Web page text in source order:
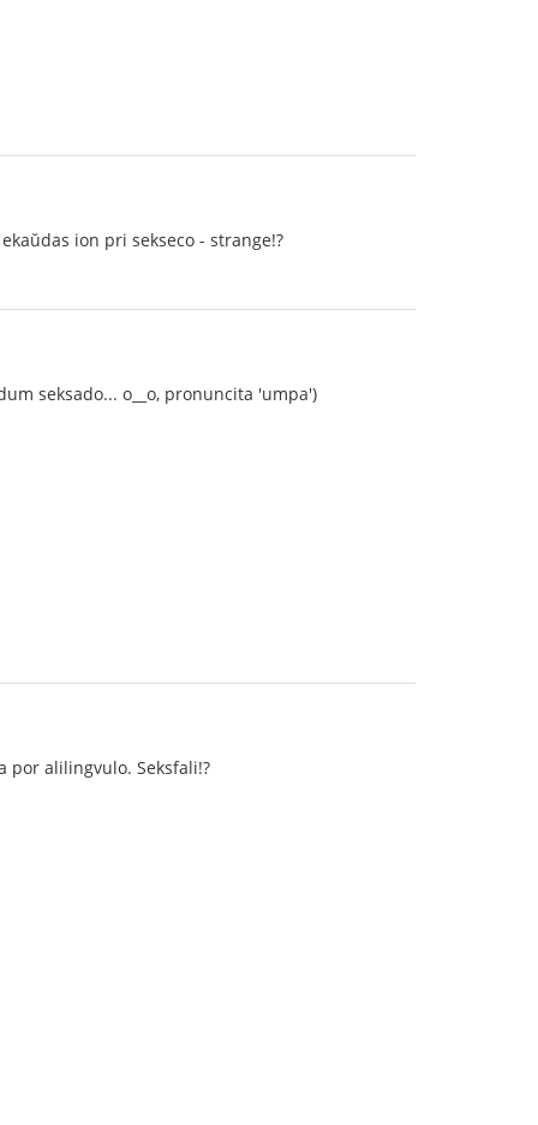
ion pri sekseco - strange!?
seksado... o__o, pronuncita 'umpa')
por alilingvulo. Seksfali!?